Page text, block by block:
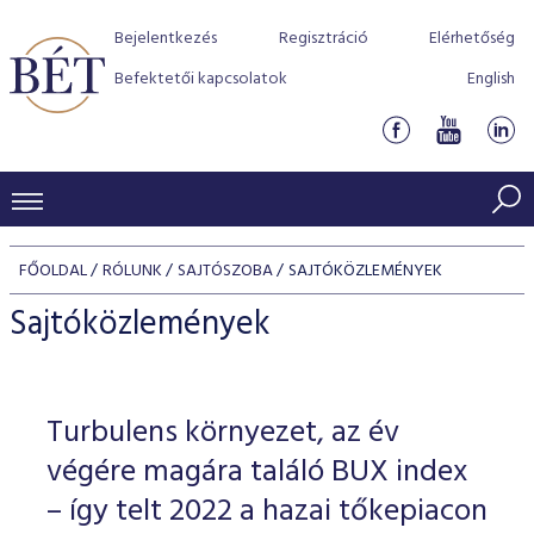
Bejelentkezés Regisztráció
Elérhetőség
Befektetői kapcsolatok
English
KERESKEDÉSI ADATOK
INDEXEK
Jelzáloglevél indexek
Vállalati kötvény indexek
Azonnali Piac
Részvények
Származékos piac
BEFEKTETŐK
Részvény szekció
Hitelpapír szekció
BÉT szabályzatok
Befektetővédelem
Alkalmazott díjstruktúra
Elszámolás
Részvény és vállalati kötvény tőzsdei bevezetését
program
BÉT Xtend - Részvénypiac egyszerűen
TŐZSDETAGOK
Tőzsdetagok, üzletkötők
VENDOROK
FŐOLDAL RÓLUNK SAJTÓSZOBA SAJTÓKÖZLEMÉNYEK
Sajtóközlemények
Turbulens környezet, az év
végére magára találó BUX index
– így telt 2022 a hazai tőkepiacon